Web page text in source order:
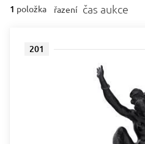
1 položka řazení čas aukce
201